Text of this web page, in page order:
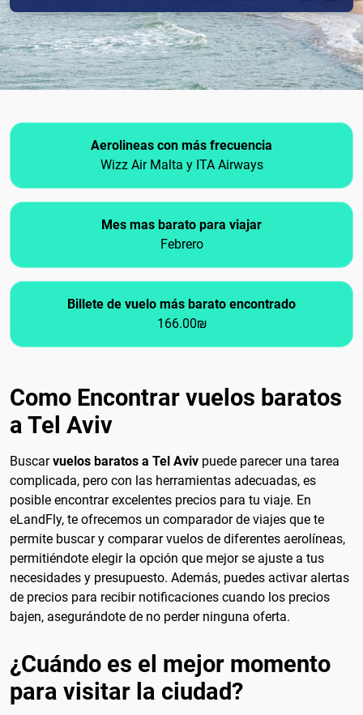
Aerolineas con más frecuencia
Wizz Air Malta y ITA Airways
Mes mas barato para viajar
Febrero
Billete de vuelo más barato encontrado
166.00₪
Como Encontrar vuelos baratos
a Tel Aviv
Buscarvuelos baratos a Tel Aviv puede parecer una tarea
complicada, pero con las herramientas adecuadas, es
posible encontrar excelentes precios para tu viaje. En
eLandFly, te ofrecemos un comparador de viajes que te
permite buscar y comparar vuelos de diferentes aerolíneas,
permitiéndote elegir la opción que mejor se ajuste a tus
necesidades y presupuesto. Además, puedes activar alertas
de precios para recibir notificaciones cuando los precios
bajen, asegurándote de no perder ninguna oferta.
¿Cuándo es el mejor momento
para visitar la ciudad?